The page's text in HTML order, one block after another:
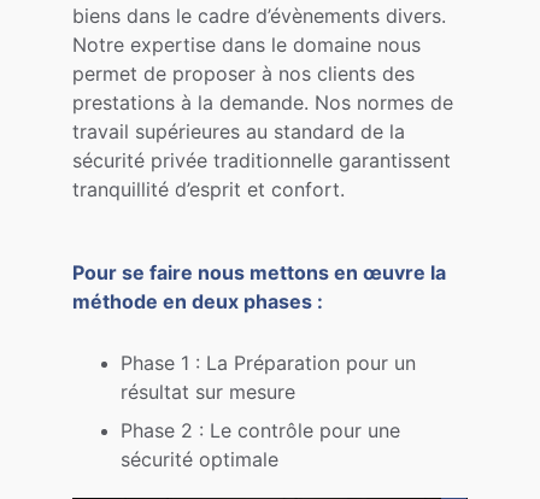
biens dans le cadre d’évènements divers.
Notre expertise dans le domaine nous
permet de proposer à nos clients des
prestations à la demande. Nos normes de
travail supérieures au standard de la
sécurité privée traditionnelle garantissent
tranquillité d’esprit et confort.
Pour se faire nous mettons en œuvre la
méthode en deux phases :
Phase 1 : La Préparation pour un
résultat sur mesure
Phase 2 : Le contrôle pour une
sécurité optimale